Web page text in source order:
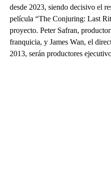
desde 2023, siendo decisivo el
película “The Conjuring: Last
proyecto. Peter Safran,
franquicia, y James Wan, el
2013, serán productores